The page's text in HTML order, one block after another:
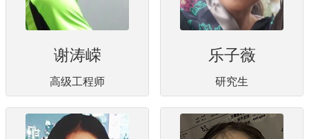
谢涛嵘
高级工程师
乐子薇
研究生